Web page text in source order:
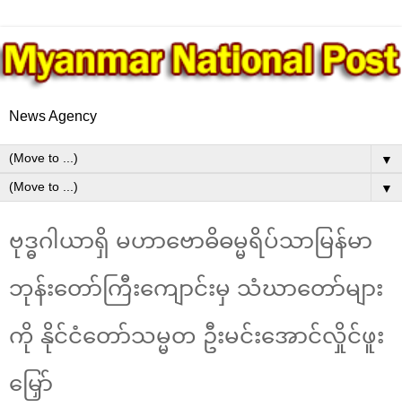
News Agency
▼
▼
ဗုဒ္ဓဂါယာရှိ မဟာဗောဓိဓမ္မရိပ်သာမြန်မာ
ဘုန်းတော်ကြီးကျောင်းမှ သံဃာတော်များ
ကို နိုင်ငံတော်သမ္မတ ဦးမင်းအောင်လှိုင်ဖူး
မြှော်